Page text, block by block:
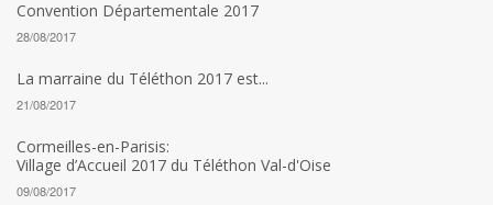
Convention Départementale 2017
28/08/2017
La marraine du Téléthon 2017 est...
21/08/2017
Cormeilles-en-Parisis:
Village d’Accueil 2017 du Téléthon Val-d'Oise
09/08/2017